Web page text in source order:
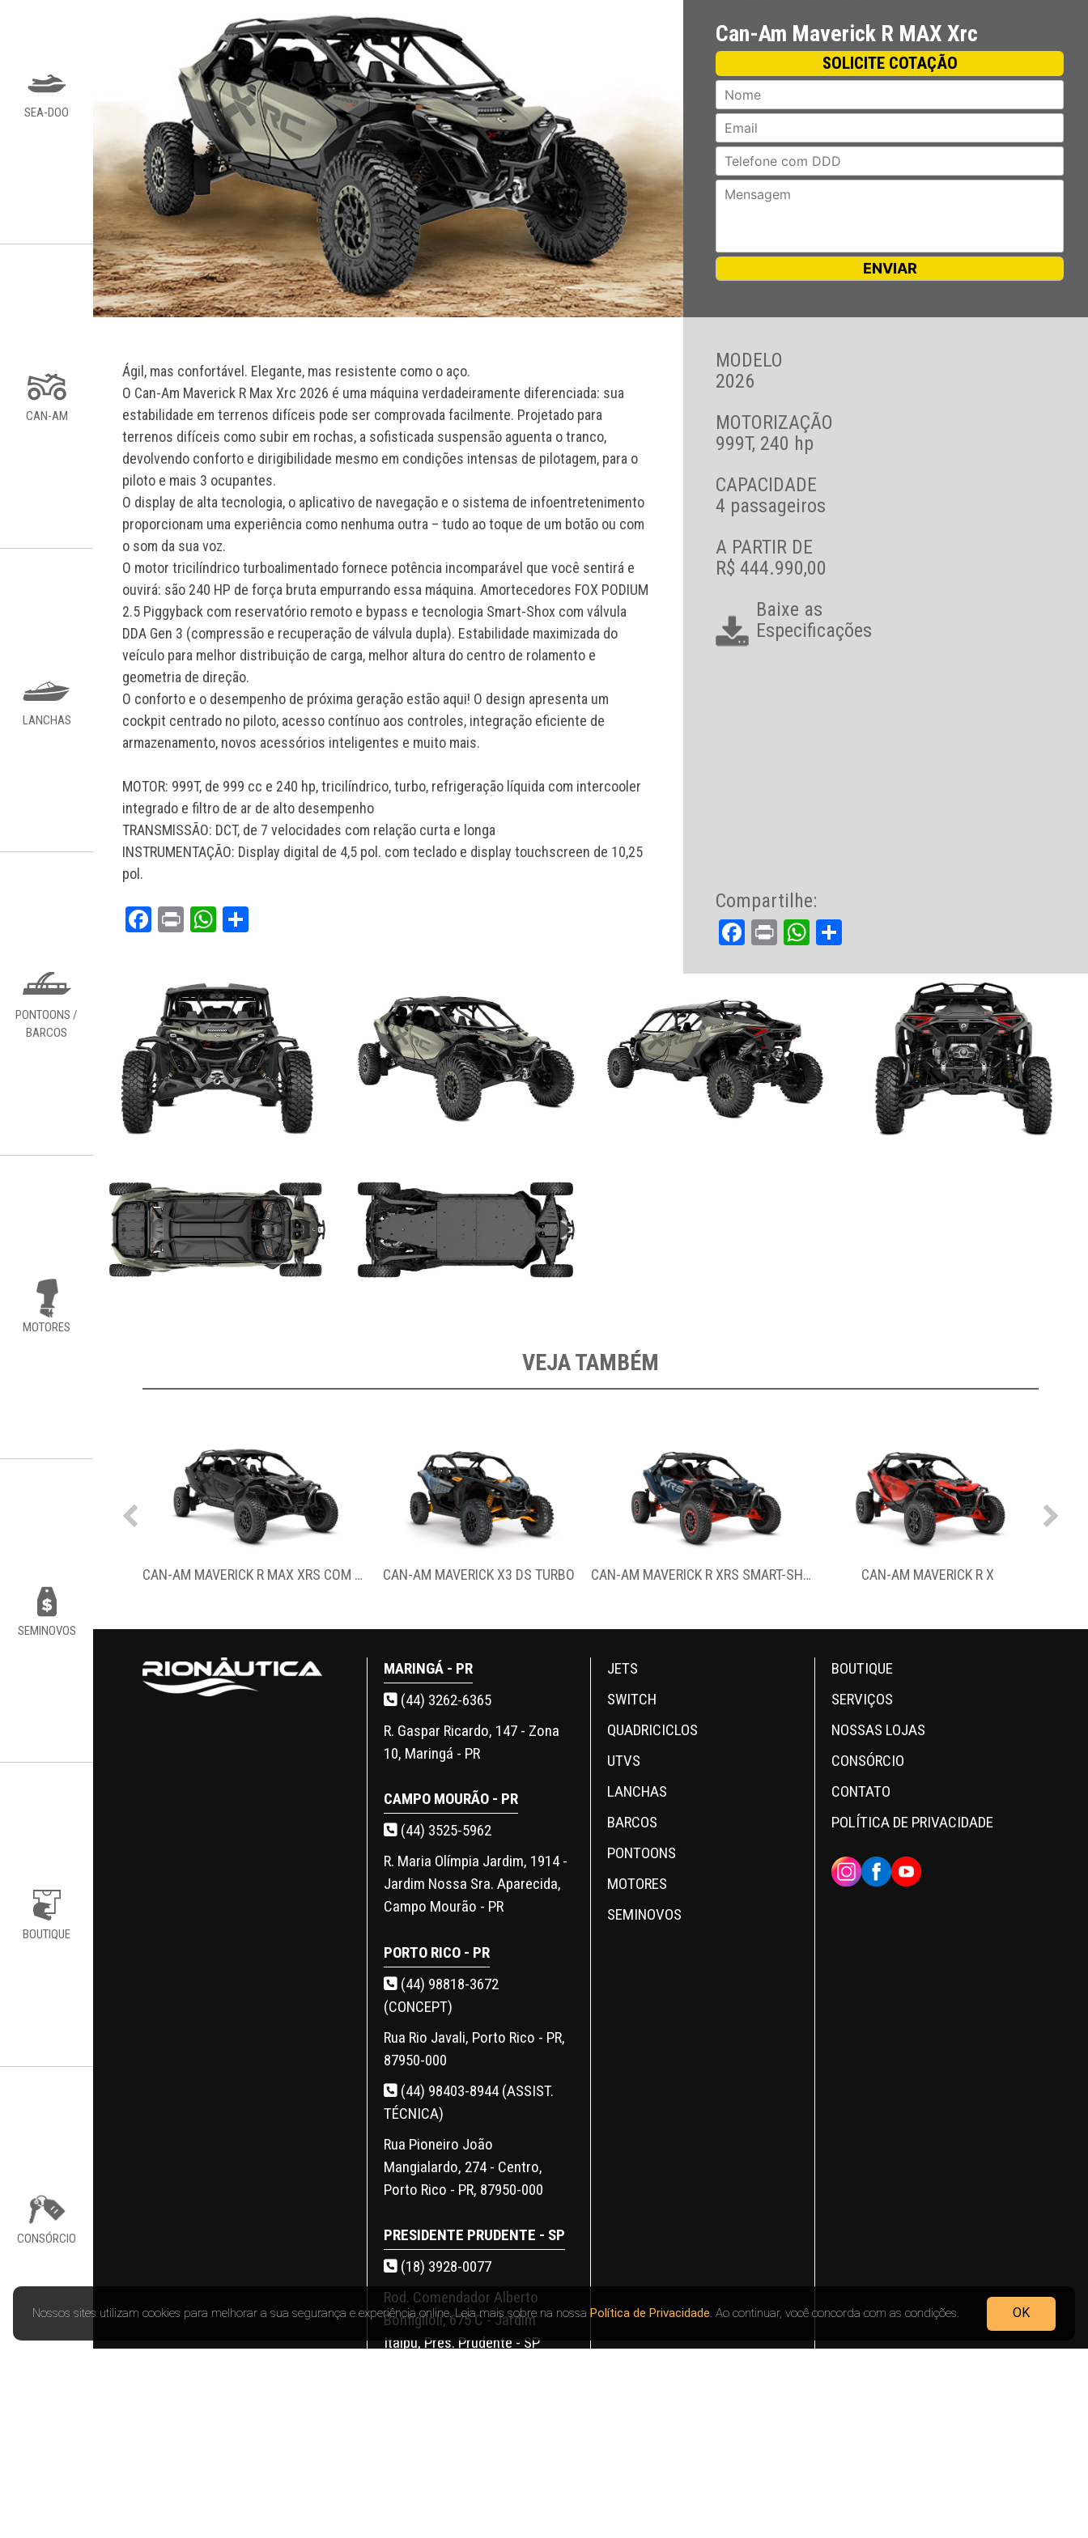
SEA-DOO
CAN-AM
LANCHAS
PONTOONS /
BARCOS
MOTORES
SEMINOVOS
BOUTIQUE
CONSÓRCIO
Can-Am Maverick R MAX Xrc
SOLICITE COTAÇÃO
Ágil, mas confortável. Elegante, mas resistente como o aço.
O Can-Am Maverick R Max Xrc 2026 é uma máquina verdadeiramente diferenciada: sua
estabilidade em terrenos difíceis pode ser comprovada facilmente. Projetado para
terrenos difíceis como subir em rochas, a sofisticada suspensão aguenta o tranco,
devolvendo conforto e dirigibilidade mesmo em condições intensas de pilotagem, para o
piloto e mais 3 ocupantes.
O display de alta tecnologia, o aplicativo de navegação e o sistema de infoentretenimento
proporcionam uma experiência como nenhuma outra – tudo ao toque de um botão ou com
o som da sua voz.
O motor tricilíndrico turboalimentado fornece potência incomparável que você sentirá e
ouvirá: são 240 HP de força bruta empurrando essa máquina. Amortecedores FOX PODIUM
2.5 Piggyback com reservatório remoto e bypass e tecnologia Smart-Shox com válvula
DDA Gen 3 (compressão e recuperação de válvula dupla). Estabilidade maximizada do
veículo para melhor distribuição de carga, melhor altura do centro de rolamento e
geometria de direção.
O conforto e o desempenho de próxima geração estão aqui! O design apresenta um
cockpit centrado no piloto, acesso contínuo aos controles, integração eficiente de
armazenamento, novos acessórios inteligentes e muito mais.
MOTOR: 999T, de 999 cc e 240 hp, tricilíndrico, turbo, refrigeração líquida com intercooler
integrado e filtro de ar de alto desempenho
TRANSMISSÃO: DCT, de 7 velocidades com relação curta e longa
INSTRUMENTAÇÃO: Display digital de 4,5 pol. com teclado e display touchscreen de 10,25
pol.
Facebook
PrintWhatsApp
MODELO
2026
MOTORIZAÇÃO
999T, 240 hp
CAPACIDADE
4 passageiros
A PARTIR DE
R$ 444.990,00
Baixe as
Especificações
Compartilhe:
Facebook
PrintWhatsApp
VEJA TAMBÉM
CAN-AM MAVERICK R MAX XRS COM SMART-SHOX CAN-AM MAVERICK X3 DS TURBO CAN-AM MAVERICK R XRS SMART-SHOX CAN-AM MAVERICK R X
MARINGÁ - PR
(44) 3262-6365
R. Gaspar Ricardo, 147 - Zona
10, Maringá - PR
CAMPO MOURÃO - PR
(44) 3525-5962
R. Maria Olímpia Jardim, 1914 -
Jardim Nossa Sra. Aparecida,
Campo Mourão - PR
PORTO RICO - PR
(44) 98818-3672
(CONCEPT)
Rua Rio Javali, Porto Rico - PR,
87950-000
(44) 98403-8944 (ASSIST.
TÉCNICA)
Rua Pioneiro João
Mangialardo, 274 - Centro,
Porto Rico - PR, 87950-000
PRESIDENTE PRUDENTE - SP
(18) 3928-0077
Rod. Comendador Alberto
Bonfiglioli, 675 C - Jardim
Itaipu, Pres. Prudente - SP
JETS
SWITCH
QUADRICICLOS
UTVS
LANCHAS
BARCOS
PONTOONS
MOTORES
SEMINOVOS
BOUTIQUE
SERVIÇOS
NOSSAS LOJAS
CONSÓRCIO
CONTATO
POLÍTICA DE PRIVACIDADE
INSTAGRAM
FACEBOOK
YOUTUBE
Nossos sites utilizam cookies para melhorar a sua segurança e experiência online. Leia mais sobre na nossa Política de Privacidade. Ao continuar, você concorda com as condições. OK